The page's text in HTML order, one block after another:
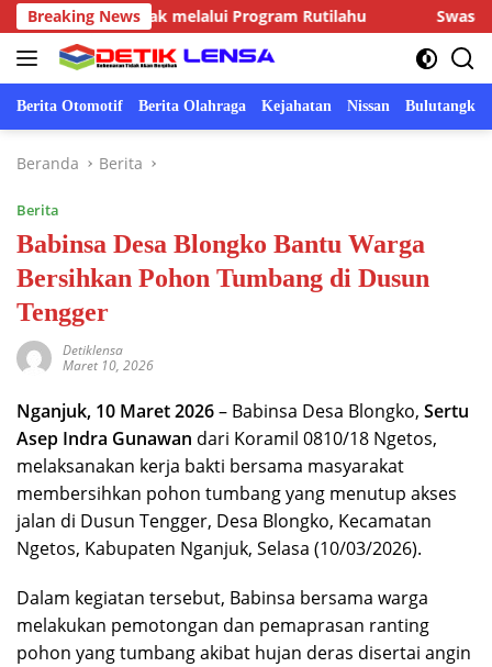
Langsung
ke
konten
Breaking News
Layak melalui Program Rutilahu Swasembada
Berita Otomotif Berita Olahraga Kejahatan Nissan Bulutangkis
Beranda Berita
Berita
Babinsa Desa Blongko Bantu Warga
Bersihkan Pohon Tumbang di Dusun
Tengger
Detiklensa
Maret 10, 2026
Nganjuk, 10 Maret 2026– Babinsa Desa Blongko, Sertu
Asep Indra Gunawan dari Koramil 0810/18 Ngetos,
melaksanakan kerja bakti bersama masyarakat
membersihkan pohon tumbang yang menutup akses
jalan di Dusun Tengger, Desa Blongko, Kecamatan
Ngetos, Kabupaten Nganjuk, Selasa (10/03/2026).
Dalam kegiatan tersebut, Babinsa bersama warga
melakukan pemotongan dan pemaprasan ranting
pohon yang tumbang akibat hujan deras disertai angin